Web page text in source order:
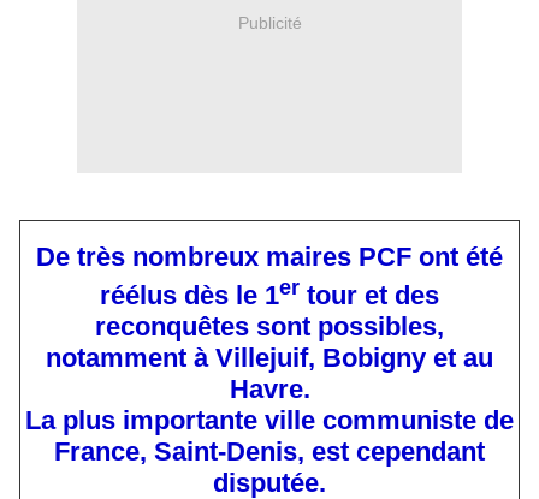
Publicité
De très nombreux maires PCF ont été
réélus dès le 1er tour et des
reconquêtes sont possibles,
notamment à Villejuif, Bobigny et au
Havre.
La plus importante ville communiste de
France, Saint-Denis, est cependant
disputée.